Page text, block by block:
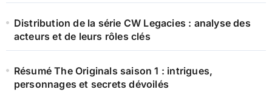
Distribution de la série CW Legacies : analyse des
acteurs et de leurs rôles clés
Résumé The Originals saison 1 : intrigues,
personnages et secrets dévoilés